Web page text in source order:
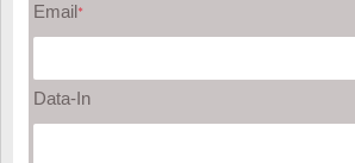
Email*
Data-In